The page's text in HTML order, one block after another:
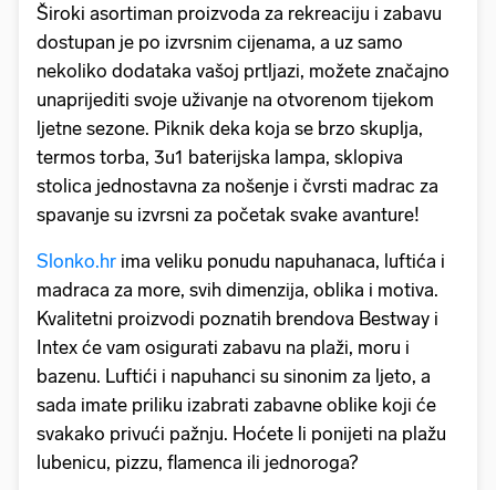
Široki asortiman proizvoda za rekreaciju i zabavu
dostupan je po izvrsnim cijenama, a uz samo
nekoliko dodataka vašoj prtljazi, možete značajno
unaprijediti svoje uživanje na otvorenom tijekom
ljetne sezone. Piknik deka koja se brzo skuplja,
termos torba, 3u1 baterijska lampa, sklopiva
stolica jednostavna za nošenje i čvrsti madrac za
spavanje su izvrsni za početak svake avanture!
Slonko.hr ima veliku ponudu napuhanaca, luftića i
madraca za more, svih dimenzija, oblika i motiva.
Kvalitetni proizvodi poznatih brendova Bestway i
Intex će vam osigurati zabavu na plaži, moru i
bazenu. Luftići i napuhanci su sinonim za ljeto, a
sada imate priliku izabrati zabavne oblike koji će
svakako privući pažnju. Hoćete li ponijeti na plažu
lubenicu, pizzu, flamenca ili jednoroga?